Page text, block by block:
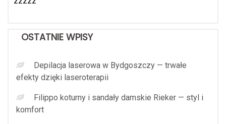
OSTATNIE WPISY
Depilacja laserowa w Bydgoszczy — trwałe
efekty dzięki laseroterapii
Filippo koturny i sandały damskie Rieker — styl i
komfort